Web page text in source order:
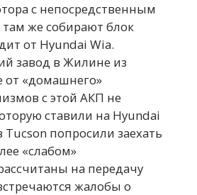
c непосредственным
же собирают блок
от Hyundai Wia.
завод в Жилине из
от «домашнего»
с этой АКП не
ставили на Hyundai
попросили заехать
«слабом»
на передачу
жалобы о